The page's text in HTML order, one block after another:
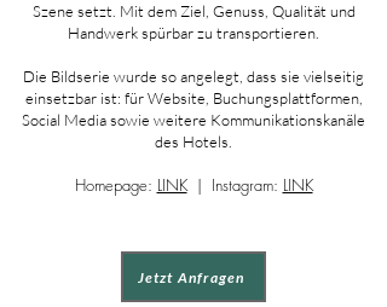
Szene setzt. Mit dem Ziel, Genuss, Qualität und
Handwerk spürbar zu transportieren.
Die Bildserie wurde so angelegt, dass sie vielseitig
einsetzbar ist: für Website, Buchungsplattformen,
Social Media sowie weitere Kommunikationskanäle
des Hotels.
Homepage: LINK| Instagram: LINK
Jetzt Anfragen